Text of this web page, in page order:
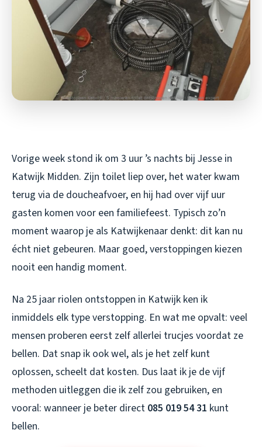
Vorige week stond ik om 3 uur ’s nachts bij Jesse in
Katwijk Midden. Zijn toilet liep over, het water kwam
terug via de doucheafvoer, en hij had over vijf uur
gasten komen voor een familiefeest. Typisch zo’n
moment waarop je als Katwijkenaar denkt: dit kan nu
écht niet gebeuren. Maar goed, verstoppingen kiezen
nooit een handig moment.
Na 25 jaar riolen ontstoppen in Katwijk ken ik
inmiddels elk type verstopping. En wat me opvalt: veel
mensen proberen eerst zelf allerlei trucjes voordat ze
bellen. Dat snap ik ook wel, als je het zelf kunt
oplossen, scheelt dat kosten. Dus laat ik je de vijf
methoden uitleggen die ik zelf zou gebruiken, en
vooral: wanneer je beter direct 085 019 54 31 kunt
bellen.